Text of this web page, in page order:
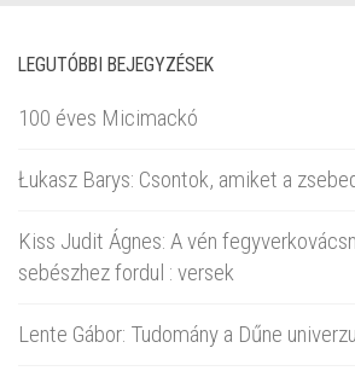
LEGUTÓBBI BEJEGYZÉSEK
100 éves Micimackó
Łukasz Barys: Csontok, amiket a
Kiss Judit Ágnes: A vén
sebészhez fordul : versek
Lente Gábor: Tudomány a Dűne